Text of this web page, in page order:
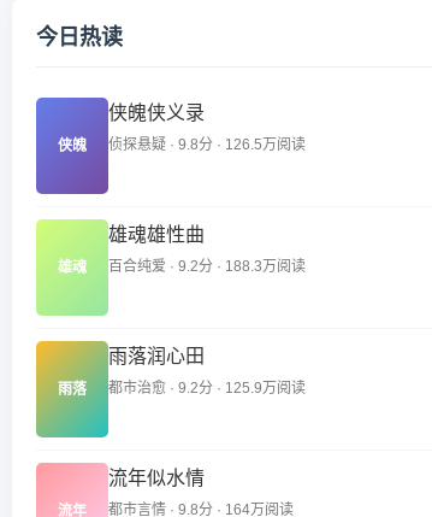
今日热读
侠魄
侠魄侠义录
侦探悬疑 · 9.8分 · 126.5万阅读
雄魂
雄魂雄性曲
百合纯爱 · 9.2分 · 188.3万阅读
雨落
雨落润心田
都市治愈 · 9.2分 · 125.9万阅读
流年
流年似水情
都市言情 · 9.8分 · 164万阅读